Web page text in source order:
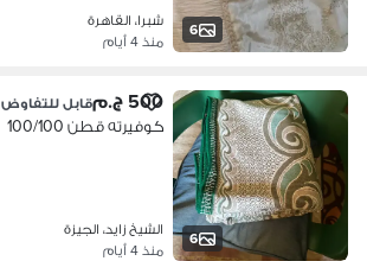
6
شبرا، القاهرة
منذ 4 أيام
6
500 ج.م قابل للتفاوض
كوفيرته قطن 100/100
الشيخ زايد، الجيزة
منذ 4 أيام